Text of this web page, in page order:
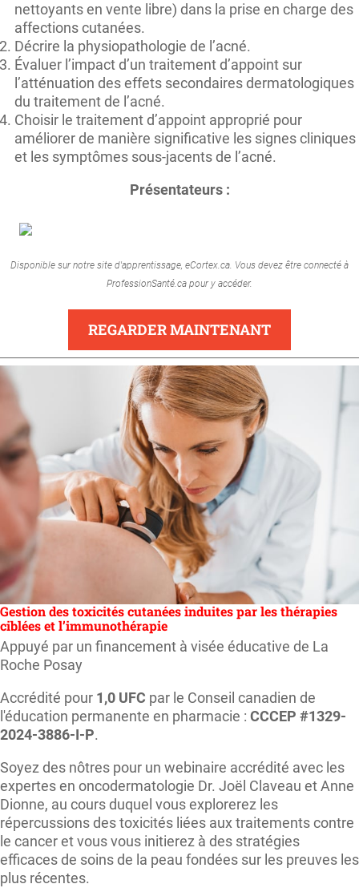
nettoyants en vente libre) dans la prise en charge des
affections cutanées.
Décrire la physiopathologie de l’acné.
Évaluer l’impact d’un traitement d’appoint sur
l’atténuation des effets secondaires dermatologiques
du traitement de l’acné.
Choisir le traitement d’appoint approprié pour
améliorer de manière significative les signes cliniques
et les symptômes sous-jacents de l’acné.
Présentateurs :
Disponible sur notre site d'apprentissage, eCortex.ca. Vous devez être connecté à
ProfessionSanté.ca pour y accéder.
REGARDER MAINTENANT
Gestion des toxicités cutanées induites par les thérapies
ciblées et l’immunothérapie
Appuyé par un financement à visée éducative de La
Roche Posay
Accrédité pour 1,0 UFC par le Conseil canadien de
l'éducation permanente en pharmacie : CCCEP #1329-
2024-3886-I-P.
Soyez des nôtres pour un webinaire accrédité avec les
expertes en oncodermatologie Dr. Joël Claveau et Anne
Dionne, au cours duquel vous explorerez les
répercussions des toxicités liées aux traitements contre
le cancer et vous vous initierez à des stratégies
efficaces de soins de la peau fondées sur les preuves les
plus récentes.